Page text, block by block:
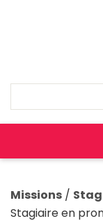
Missions /
Stagiaire en